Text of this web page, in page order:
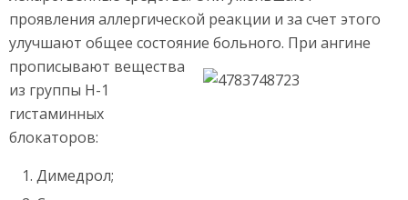
проявления аллергической реакции и за счет этого
улучшают общее состояние больного. При ангине
прописывают вещества
из группы H-1
гистаминных
блокаторов:
Димедрол;